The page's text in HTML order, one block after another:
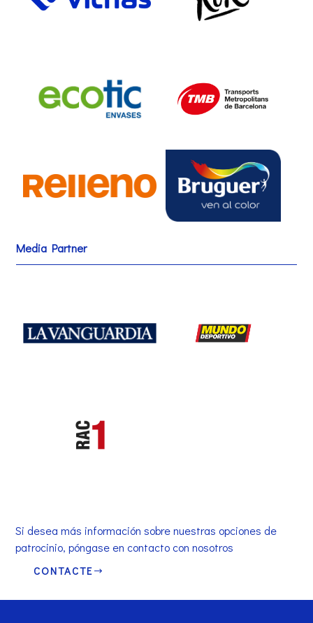
Media Partner
Si desea más información sobre nuestras opciones de
patrocinio, póngase en contacto con nosotros
CONTACTE